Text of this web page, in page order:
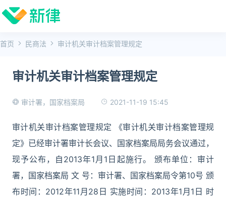
首页 民商法 审计机关审计档案管理规定
审计机关审计档案管理规定
审计署，国家档案局 2021-11-19 15:45
审计机关审计档案管理规定 《审计机关审计档案管理规
定》已经审计署审计长会议、国家档案局局务会议通过，
现予公布，自2013年1月1日起施行。 颁布单位：审计
署，国家档案局 文 号：审计署、国家档案局令第10号 颁
布时间：2012年11月28日 实施时间：2013年1月1日 时